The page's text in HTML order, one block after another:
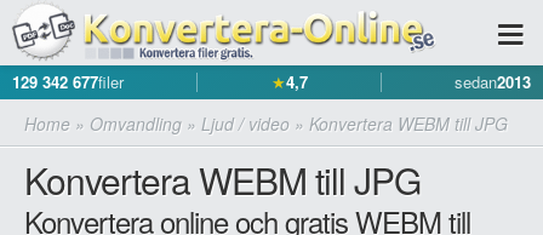
129 342 677filer ★4,7 sedan2013
Home » Omvandling » Ljud / video » Konvertera WEBM till JPG
Konvertera WEBM till JPG
Konvertera online och gratis WEBM till